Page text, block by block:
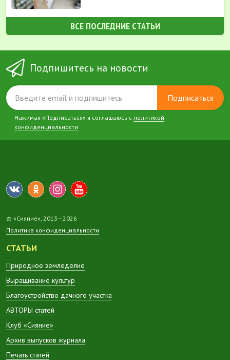
ВСЕ ПОСЛЕДНИЕ СТАТЬИ
Подпишитесь на новости
Подписаться
Нажимая «Подписаться» я соглашаюсь с политикой
конфиденциальности
© «Сияние», 2013—2026
Политика конфиденциальности
СТАТЬИ
Природное земледелие
Выращивание культур
Благоустройство дачного участка
АВТОРЫ статей
Клуб «Сияние»
Архив выпусков журнала
Печать статей